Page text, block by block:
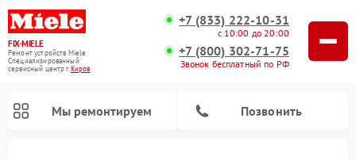
FIX-MIELE
Ремонт устройств Miele
Специализированный
cервисный центр г.Киров
+7 (833) 222-10-31
с 10:00 до 20:00
+7 (800) 302-71-75
Звонок бесплатный по РФ
Мы ремонтируем Позвонить